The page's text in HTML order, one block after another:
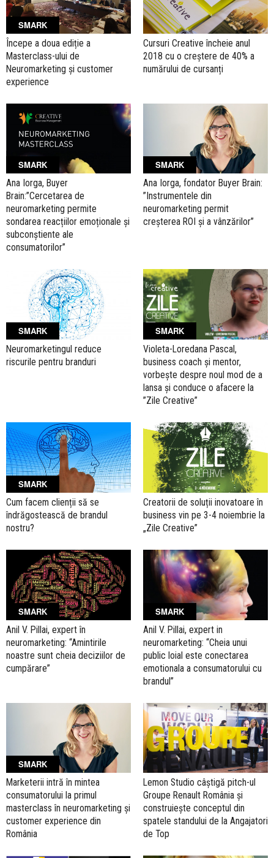
SMARK
Începe a doua ediție a
Masterclass-ului de
Neuromarketing și customer
experience
Cursuri Creative încheie anul
2018 cu o creștere de 40% a
numărului de cursanți
SMARK
Ana Iorga, Buyer
Brain:”Cercetarea de
neuromarketing permite
sondarea reacțiilor emoționale și
subconștiente ale
consumatorilor”
SMARK
Ana Iorga, fondator Buyer Brain:
”Instrumentele din
neuromarketing permit
creșterea ROI și a vânzărilor”
SMARK
Neuromarketingul reduce
riscurile pentru branduri
SMARK
Violeta-Loredana Pascal,
business coach şi mentor,
vorbește despre noul mod de a
lansa și conduce o afacere la
”Zile Creative”
SMARK
Cum facem clienții să se
îndrăgostească de brandul
nostru?
Creatorii de soluții inovatoare în
business vin pe 3-4 noiembrie la
„Zile Creative”
SMARK
Anil V. Pillai, expert în
neuromarketing: “Amintirile
noastre sunt cheia deciziilor de
cumpărare”
SMARK
Anil V. Pillai, expert in
neuromarketing: “Cheia unui
public loial este conectarea
emotionala a consumatorului cu
brandul”
SMARK
Marketerii intră în mintea
consumatorului la primul
masterclass în neuromarketing și
customer experience din
România
Lemon Studio câștigă pitch-ul
Groupe Renault România și
construiește conceptul din
spatele standului de la Angajatori
de Top